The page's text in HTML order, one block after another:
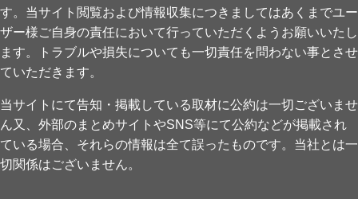
す。当サイト閲覧および情報収集につきましてはあくまでユー
ザー様ご自身の責任において行っていただくようお願いいたし
ます。トラブルや損失についても一切責任を問わない事とさせ
ていただきます。
当サイトにて告知・掲載している取材に公約は一切ございませ
ん又、外部のまとめサイトやSNS等にて公約などが掲載され
ている場合、それらの情報は全て誤ったものです。当社とは一
切関係はございません。